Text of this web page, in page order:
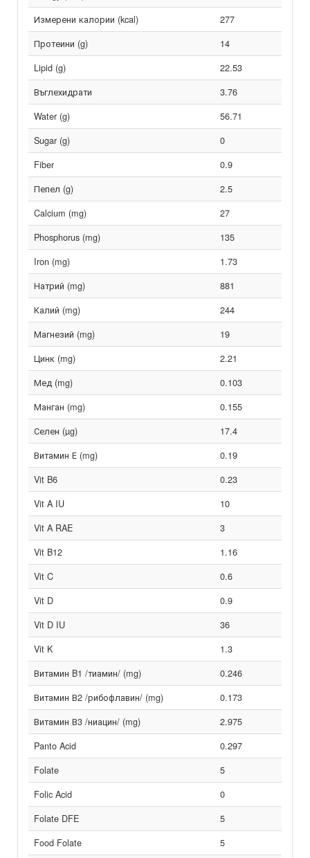
Измерени калории (kcal)
277
Протеини (g)
14
Lipid (g)
22.53
Въглехидрати
3.76
Water (g)
56.71
Sugar (g)
0
Fiber
0.9
Пепел (g)
2.5
Calcium (mg)
27
Phosphorus (mg)
135
Iron (mg)
1.73
Натрий (mg)
881
Калий (mg)
244
Магнезий (mg)
19
Цинк (mg)
2.21
Мед (mg)
0.103
Манган (mg)
0.155
Селен (µg)
17.4
Витамин Е (mg)
0.19
Vit B6
0.23
Vit A IU
10
Vit A RAE
3
Vit B12
1.16
Vit C
0.6
Vit D
0.9
Vit D IU
36
Vit K
1.3
Витамин B1 /тиамин/ (mg)
0.246
Витамин В2 /рибофлавин/ (mg)
0.173
Витамин В3 /ниацин/ (mg)
2.975
Panto Acid
0.297
Folate
5
Folic Acid
0
Folate DFE
5
Food Folate
5